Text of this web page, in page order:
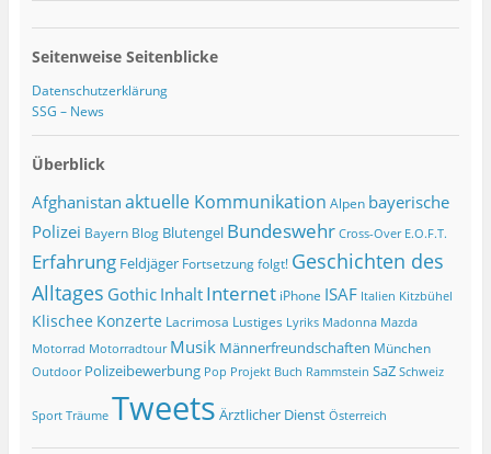
Seitenweise Seitenblicke
Datenschutzerklärung
SSG – News
Überblick
Afghanistanaktuelle Kommunikation Alpen bayerische
Polizei Bayern Blog Blutengel Bundeswehr Cross-Over E.O.F.T.
Erfahrung Feldjäger Fortsetzung folgt! Geschichten des
Alltages Gothic Inhalt Internet iPhone ISAF Italien Kitzbühel
Klischee Konzerte Lacrimosa Lustiges Lyriks Madonna Mazda
Motorrad Motorradtour Musik Männerfreundschaften München
Outdoor Polizeibewerbung Pop Projekt Buch Rammstein SaZ Schweiz
Sport Träume Tweets Ärztlicher Dienst Österreich